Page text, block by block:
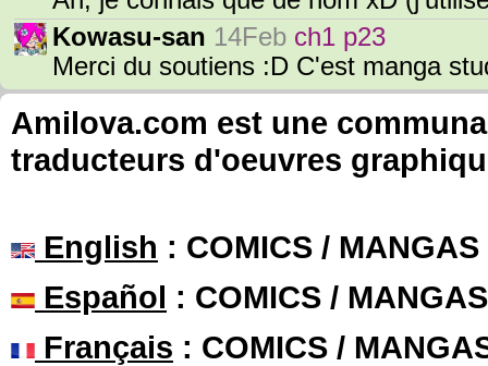
Kowasu-san 14Feb ch1 p23
Merci du soutiens :D C'est manga
Amilova.com est une
traducteurs d'oeuvres
English : COMICS /
Español : COMICS /
Français : COMICS /